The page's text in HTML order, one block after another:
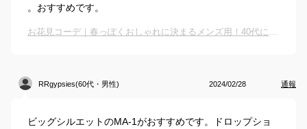
。おすすめです。
お花見コーデ｜春っぽくおしゃれに決まるメンズ用！40代におすすめの服装は？
RRgypsies(60代・男性) 2024/02/28 通報
ビッグシルエットのMA-1がおすすめです。ドロップショ